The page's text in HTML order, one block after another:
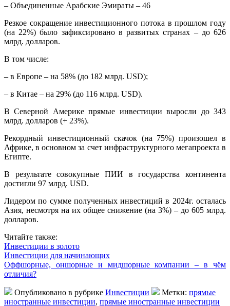
– Объединенные Арабские Эмираты – 46
Резкое сокращение инвестиционного потока в прошлом году
(на 22%) было зафиксировано в развитых странах – до 626
млрд. долларов.
В том числе:
– в Европе – на 58% (до 182 млрд. USD);
– в Китае – на 29% (до 116 млрд. USD).
В Северной Америке прямые инвестиции выросли до 343
млрд. долларов (+ 23%).
Рекордный инвестиционный скачок (на 75%) произошел в
Африке, в основном за счет инфраструктурного мегапроекта в
Египте.
В результате совокупные ПИИ в государства континента
достигли 97 млрд. USD.
Лидером по сумме полученных инвестиций в 2024г. осталась
Азия, несмотря на их общее снижение (на 3%) – до 605 млрд.
долларов.
Читайте также:
Инвестиции в золото
Инвестиции для начинающих
Оффшорные, оншорные и мидшорные компании – в чём
отличия?
Опубликовано в рубрике Инвестиции Метки: прямые
иностранные инвестиции, прямые иностранные инвестиции